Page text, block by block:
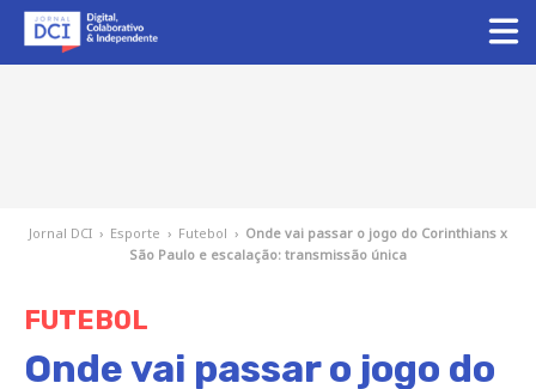
Jornal DCI › Esporte › Futebol › Onde vai passar o jogo do Corinthians x
São Paulo e escalação: transmissão única
FUTEBOL
Onde vai passar o jogo do